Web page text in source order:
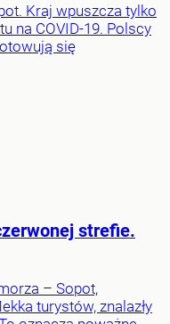
Kraj wpuszcza tylko
na COVID-19. Polscy
się
strefie.
– Sopot,
turystów, znalazły